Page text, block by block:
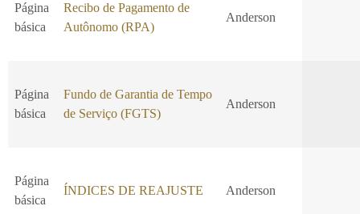
Página
básica
Recibo de Pagamento de
Autônomo (RPA)
Anderson
Página
básica
Fundo de Garantia de Tempo
de Serviço (FGTS)
Anderson
Página
básica
ÍNDICES DE REAJUSTE Anderson